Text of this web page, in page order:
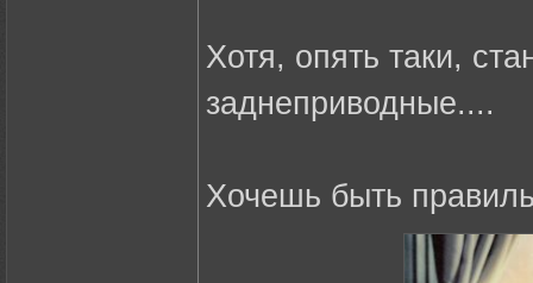
Хотя, опять таки,
заднеприводные....
Хочешь быть